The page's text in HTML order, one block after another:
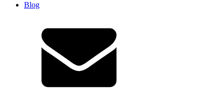
Blog